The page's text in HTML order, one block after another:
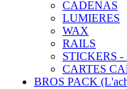
CADENAS
LUMIERES
WAX
RAILS
STICKERS
CARTES
BROS PACK